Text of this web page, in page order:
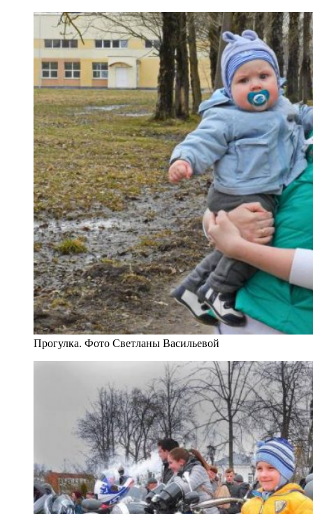
Прогулка. Фото Светланы Васильевой